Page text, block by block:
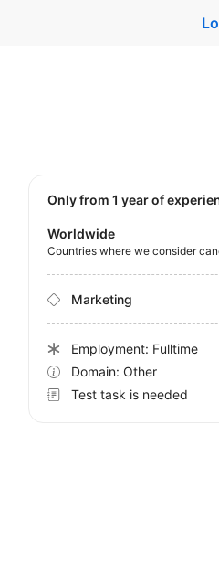
Only from 1 year of
Worldwide
Countries where we consider
Marketing
Employment: Fulltime
Domain: Other
Test task is needed